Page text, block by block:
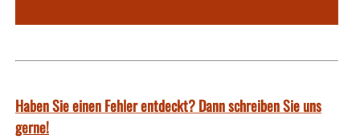
Haben Sie einen Fehler entdeckt? Dann schreiben Sie uns
gerne!